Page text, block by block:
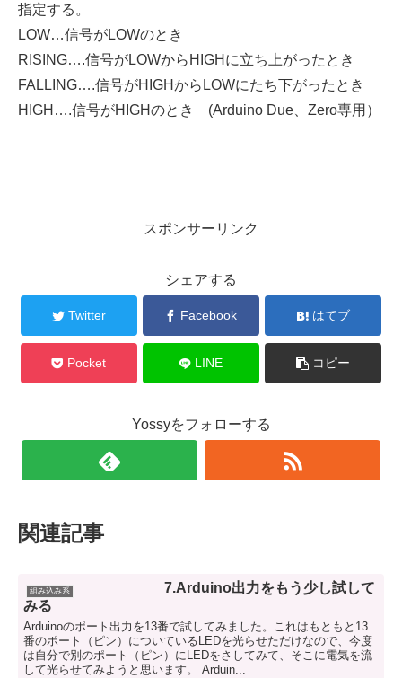
指定する。
LOW…信号がLOWのとき
RISING….信号がLOWからHIGHに立ち上がったとき
FALLING….信号がHIGHからLOWにたち下がったとき
HIGH….信号がHIGHのとき (Arduino Due、Zero専用）
スポンサーリンク
シェアする
Twitter Facebook はてブ
Pocket LINE コピー
Yossyをフォローする
関連記事
組み込み系
7.Arduino出力をもう少し試して
みる
Arduinoのポート出力を13番で試してみました。これはもともと13
番のポート（ピン）についているLEDを光らせただけなので、今度
は自分で別のポート（ピン）にLEDをさしてみて、そこに電気を流
して光らせてみようと思います。 Arduin...